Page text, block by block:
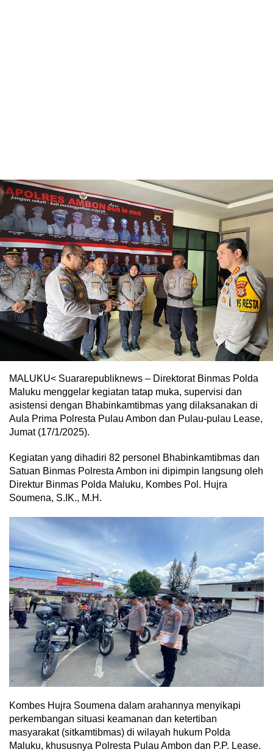
MALUKU< Suararepubliknews – Direktorat Binmas Polda
Maluku menggelar kegiatan tatap muka, supervisi dan
asistensi dengan Bhabinkamtibmas yang dilaksanakan di
Aula Prima Polresta Pulau Ambon dan Pulau-pulau Lease,
Jumat (17/1/2025).
Kegiatan yang dihadiri 82 personel Bhabinkamtibmas dan
Satuan Binmas Polresta Ambon ini dipimpin langsung oleh
Direktur Binmas Polda Maluku, Kombes Pol. Hujra
Soumena, S.IK., M.H.
Kombes Hujra Soumena dalam arahannya menyikapi
perkembangan situasi keamanan dan ketertiban
masyarakat (sitkamtibmas) di wilayah hukum Polda
Maluku, khususnya Polresta Pulau Ambon dan P.P. Lease.